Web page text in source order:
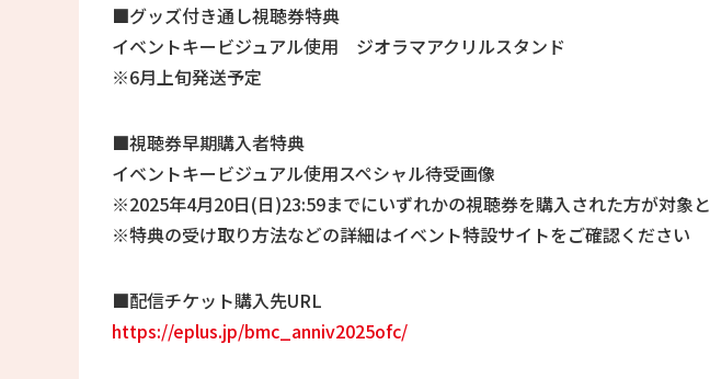
■グッズ付き通し視聴券特典
イベントキービジュアル使用 ジオラマアクリルスタンド
※6月上旬発送予定
■視聴券早期購入者特典
イベントキービジュアル使用スペシャル待受画像
※2025年4月20日(日)23:59までにいずれかの視聴券を購入された方が対象
※特典の受け取り方法などの詳細はイベント特設サイトをご確認ください
■配信チケット購入先URL
https://eplus.jp/bmc_anniv2025ofc/